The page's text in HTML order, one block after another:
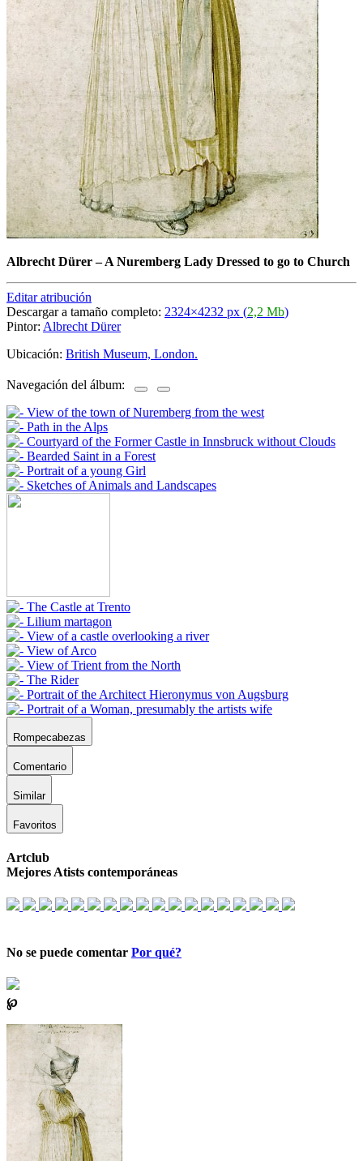
Albrecht Dürer–A Nuremberg Lady Dressed to go to Church
Editar atribución
Descargar a tamaño completo: 2324×4232 px (2,2 Mb)
Pintor: Albrecht Dürer
Ubicación: British Museum, London.
Navegación del álbum:
Rompecabezas
Comentario
Similar
Favoritos
Artclub
Mejores Atists contemporáneas
No se puede comentar Por qué?
℘